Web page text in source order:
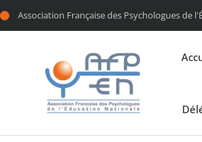
Association Française des Psychologues de